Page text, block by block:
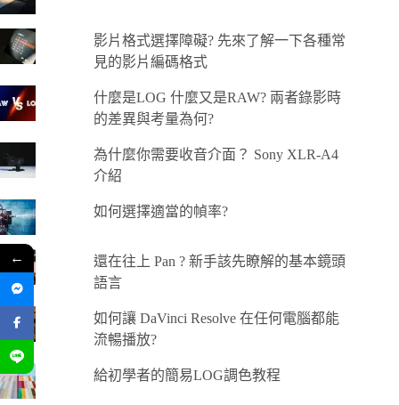
影片格式選擇障礙? 先來了解一下各種常
見的影片編碼格式
什麼是LOG 什麼又是RAW? 兩者錄影時
的差異與考量為何?
為什麼你需要收音介面？ Sony XLR-A4
介紹
如何選擇適當的幀率?
還在往上 Pan ? 新手該先瞭解的基本鏡頭
語言
如何讓 DaVinci Resolve 在任何電腦都能
流暢播放?
給初學者的簡易LOG調色教程
←